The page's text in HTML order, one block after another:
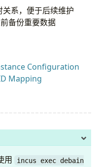
-g
-u 3000 -g 3000
to include: user:
关系，便于后续维护
备份重要数据
Configuration
Mapping
用 incus exec debain